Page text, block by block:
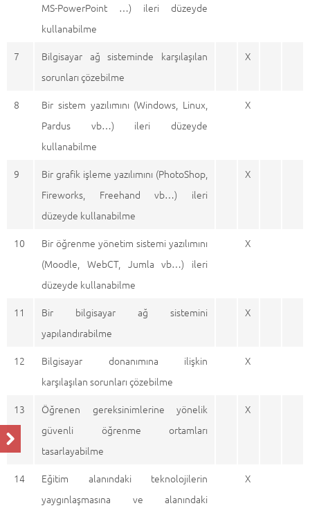
MS-PowerPoint …) ileri düzeyde
kullanabilme
7
Bilgisayar ağ sisteminde karşılaşılan
sorunları çözebilme
X
8
Bir sistem yazılımını (Windows, Linux,
Pardus vb…) ileri düzeyde
kullanabilme
X
9
Bir grafik işleme yazılımını (PhotoShop,
Fireworks, Freehand vb…) ileri
düzeyde kullanabilme
X
10
Bir öğrenme yönetim sistemi yazılımını
(Moodle, WebCT, Jumla vb…) ileri
düzeyde kullanabilme
X
11
Bir bilgisayar ağ sistemini
yapılandırabilme
X
12
Bilgisayar donanımına ilişkin
karşılaşılan sorunları çözebilme
X
13
Öğrenen gereksinimlerine yönelik
güvenli öğrenme ortamları
tasarlayabilme
X
14
Eğitim alanındaki teknolojilerin
yaygınlaşmasına ve alanındaki
X